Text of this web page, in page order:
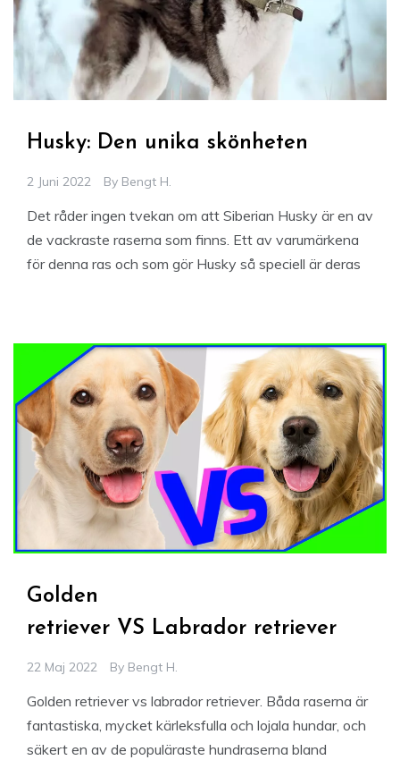
Husky: Den unika skönheten
2 Juni 2022 By Bengt H.
Det råder ingen tvekan om att Siberian Husky är en av
de vackraste raserna som finns. Ett av varumärkena
för denna ras och som gör Husky så speciell är deras
Golden
retriever VS Labrador retriever
22 Maj 2022 By Bengt H.
Golden retriever vs labrador retriever. Båda raserna är
fantastiska, mycket kärleksfulla och lojala hundar, och
säkert en av de populäraste hundraserna bland